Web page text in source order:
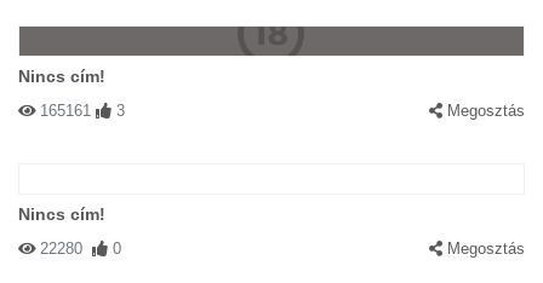
Nincs cím!
165161 3 Megosztás
Nincs cím!
22280 0 Megosztás